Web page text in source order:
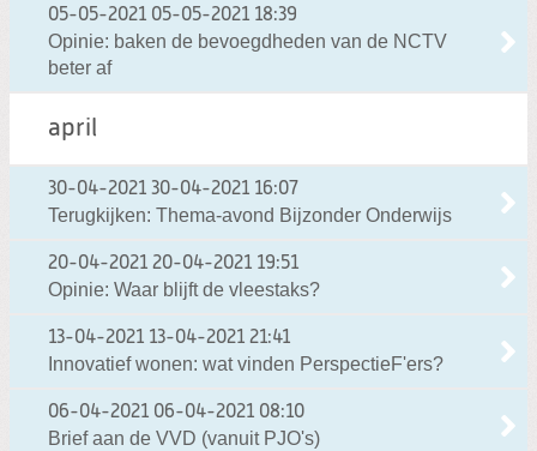
05-05-2021 05-05-2021 18:39
Opinie: baken de bevoegdheden van de NCTV
beter af
april
30-04-2021 30-04-2021 16:07
Terugkijken: Thema-avond Bijzonder Onderwijs
20-04-2021 20-04-2021 19:51
Opinie: Waar blijft de vleestaks?
13-04-2021 13-04-2021 21:41
Innovatief wonen: wat vinden PerspectieF'ers?
06-04-2021 06-04-2021 08:10
Brief aan de VVD (vanuit PJO's)